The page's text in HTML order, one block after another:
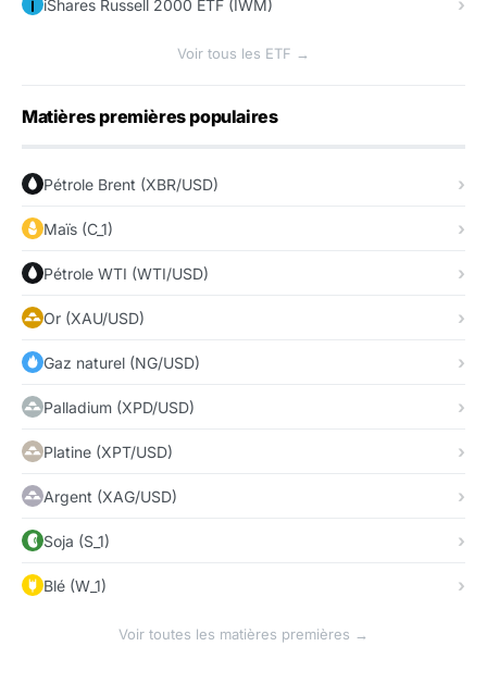
iShares Russell 2000 ETF (IWM)
Voir tous les ETF →
Matières premières populaires
Pétrole Brent (XBR/USD)
Maïs (C_1)
Pétrole WTI (WTI/USD)
Or (XAU/USD)
Gaz naturel (NG/USD)
Palladium (XPD/USD)
Platine (XPT/USD)
Argent (XAG/USD)
Soja (S_1)
Blé (W_1)
Voir toutes les matières premières →